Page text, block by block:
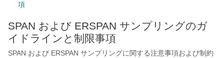
項
SPAN および ERSPAN サンプリングのガ
イドラインと制限事項
SPAN および ERSPAN サンプリングに関する注意事項および制約